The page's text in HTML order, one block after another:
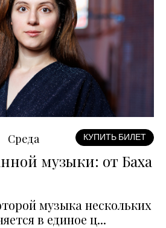
Среда КУПИТЬ БИЛЕТ
музыки: от Баха
музыка нескольких
в единое ц...